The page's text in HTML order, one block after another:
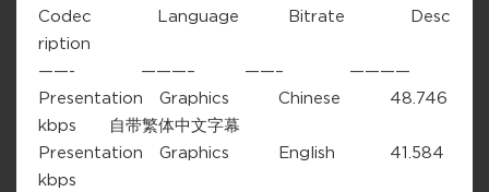
Codec Language Bitrate Desc
ription
——- ———– ——– ————
Presentation Graphics Chinese 48.746
kbps 自带繁体中文字幕
Presentation Graphics English 41.584
kbps